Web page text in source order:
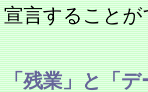
宣言すること
「残業」と「